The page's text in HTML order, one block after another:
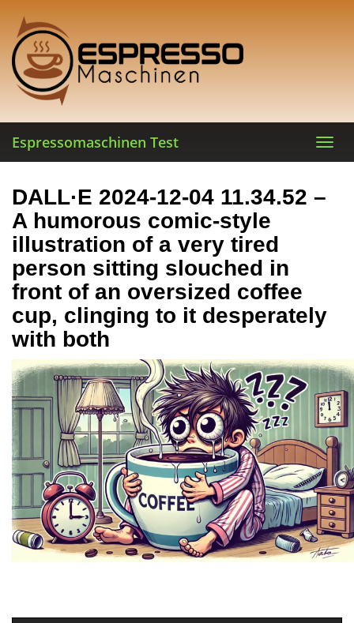
main
content
Espressomaschinen Test
DALL·E 2024-12-04 11.34.52 –
A humorous comic-style
illustration of a very tired
person sitting slouched in
front of an oversized coffee
cup, clinging to it desperately
with both